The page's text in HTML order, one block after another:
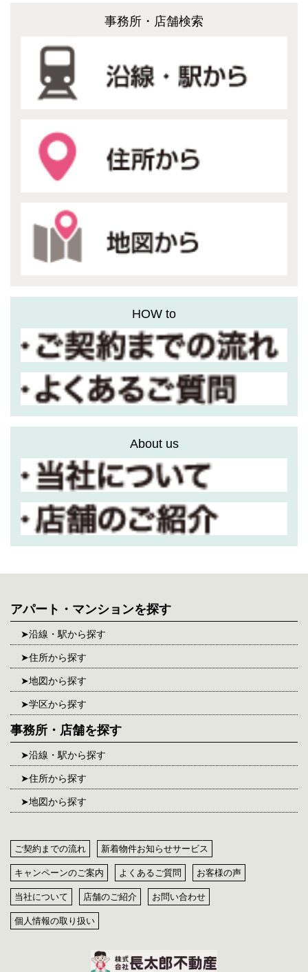
事務所・店舗検索
HOW to
About us
アパート・マンションを探す
沿線・駅から探す
住所から探す
地図から探す
学区から探す
事務所・店舗を探す
沿線・駅から探す
住所から探す
地図から探す
ご契約までの流れ 新着物件お知らせサービス
キャンペーンのご案内 よくあるご質問 お客様の声
当社について 店舗のご紹介 お問い合わせ
個人情報の取り扱い